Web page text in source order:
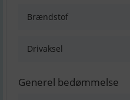
Brændstof
Drivaksel
Generel bedømmelse